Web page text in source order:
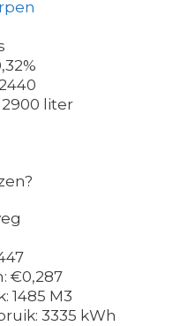
liter
€0,287
1485 M3
3335 kWh